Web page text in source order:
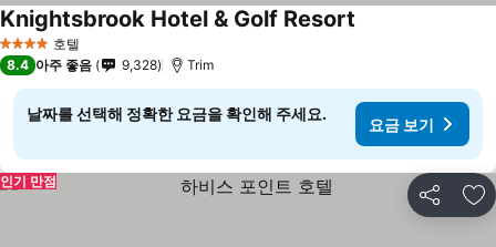
4 성급 호텔
Knightsbrook Hotel & Golf Resort
8.4 아주 좋음 9,328 Trim
날짜를 선택해 정확한 요금을 확인해 주세요.
요금 보기
공유 즐
인기 만점